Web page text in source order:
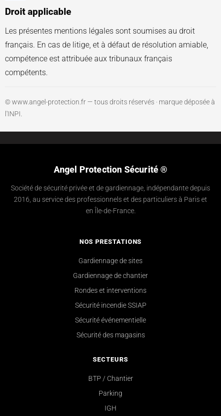
Droit applicable
Les présentes mentions légales sont soumises au droit
français. En cas de litige, et à défaut de résolution amiable,
compétence est attribuée aux tribunaux français
compétents.
© www.angel-protection.fr — tous droits réservés · marque déposée à
l'INPI.
Angel Protection Sécurité ®
Société de sécurité privée et de gardiennage, indépendante depuis
2016, au service des professionnels et des particuliers à Paris et
en Île-de-France.
NOS PRESTATIONS
Gardiennage de sites
Gardiennage de chantier
Rondes et interventions
Sécurité incendie SSIAP
Sécurité événementielle
Sécurité des magasins
SECTEURS
BTP / Chantier
Parking
IGH